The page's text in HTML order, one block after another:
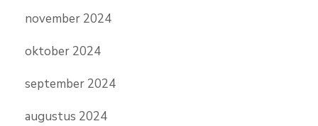
november 2024
oktober 2024
september 2024
augustus 2024